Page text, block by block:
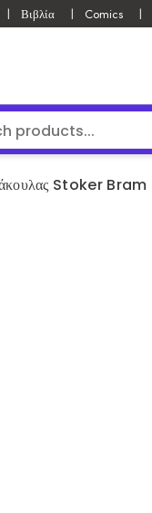
Βιβλία Comics
Stoker Bram